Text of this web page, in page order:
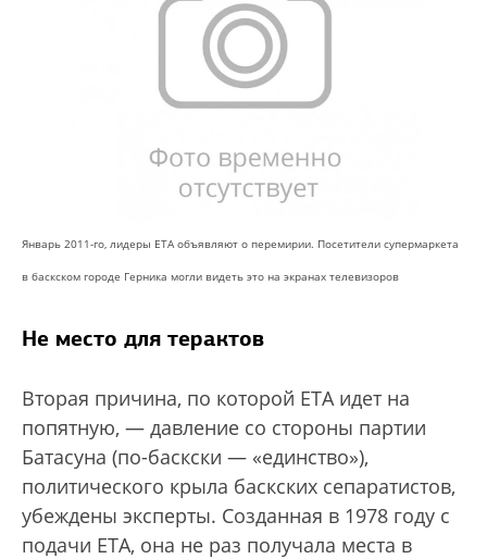
Январь 2011-го, лидеры ETA объявляют о перемирии. Посетители супермаркета
в баскском городе Герника могли видеть это на экранах телевизоров
Не место для терактов
Вторая причина, по которой ЕТА идет на
попятную, — давление со стороны партии
Батасуна (по-баскски — «единство»),
политического крыла баскских сепаратистов,
убеждены эксперты. Созданная в 1978 году с
подачи ETA, она не раз получала места в